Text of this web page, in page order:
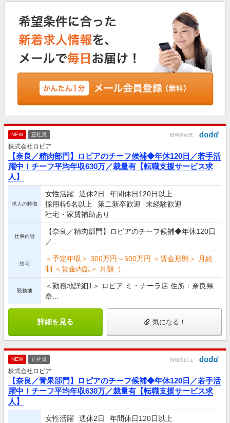
NEW 正社員 情報提供元
株式会社ロピア
【奈良／精肉部門】ロピアのチーフ候補◆年休120日／若手活
躍中！チーフ平均年収630万／裁量有【転職支援サービス求
人】
求人の特徴
女性活躍 週休2日
年間休日120日以上
採用枠5名以上
第二新卒歓迎
未経験歓迎
社宅・家賃補助あり
仕事内容
【奈良／精肉部門】ロピアのチーフ候補◆年休120日
／...
給与
＜予定年収＞ 300万円～500万円 ＜賃金形態＞ 月給
制 ＜賃金内訳＞ 月額（...
勤務地
＜勤務地詳細1＞ ロピア ミ・ナーラ店 住所：奈良県
奈...
詳細を見る 気になる！
NEW 正社員 情報提供元
株式会社ロピア
【奈良／青果部門】ロピアのチーフ候補◆年休120日／若手活
躍中！チーフ平均年収630万／裁量有【転職支援サービス求
人】
女性活躍 週休2日
年間休日120日以上